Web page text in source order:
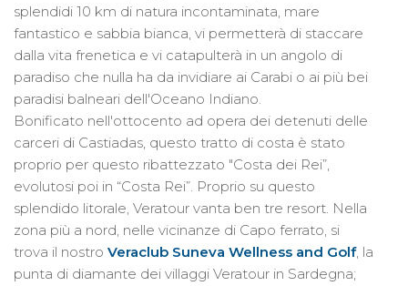
splendidi 10 km di natura incontaminata, mare
fantastico e sabbia bianca, vi permetterà di staccare
dalla vita frenetica e vi catapulterà in un angolo di
paradiso che nulla ha da invidiare ai Carabi o ai più bei
paradisi balneari dell'Oceano Indiano.
Bonificato nell'ottocento ad opera dei detenuti delle
carceri di Castiadas, questo tratto di costa è stato
proprio per questo ribattezzato "Costa dei Rei”,
evolutosi poi in “Costa Rei”. Proprio su questo
splendido litorale, Veratour vanta ben tre resort. Nella
zona più a nord, nelle vicinanze di Capo ferrato, si
trova il nostro Veraclub Suneva Wellness and Golf, la
punta di diamante dei villaggi Veratour in Sardegna;